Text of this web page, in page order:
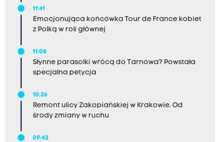
11:41
Emocjonująca końcówka Tour de France kobiet
z Polką w roli głównej
11:08
Słynne parasolki wrócą do Tarnowa? Powstała
specjalna petycja
10:26
Remont ulicy Zakopiańskiej w Krakowie. Od
środy zmiany w ruchu
09:42